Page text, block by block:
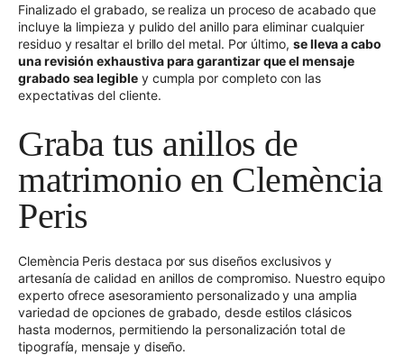
Finalizado el grabado, se realiza un proceso de acabado que
incluye la limpieza y pulido del anillo para eliminar cualquier
residuo y resaltar el brillo del metal. Por último, se lleva a cabo
una revisión exhaustiva para garantizar que el mensaje
grabado sea legible y cumpla por completo con las
expectativas del cliente.
Graba tus anillos de
matrimonio en Clemència
Peris
Clemència Peris destaca por sus diseños exclusivos y
artesanía de calidad en anillos de compromiso. Nuestro equipo
experto ofrece asesoramiento personalizado y una amplia
variedad de opciones de grabado, desde estilos clásicos
hasta modernos, permitiendo la personalización total de
tipografía, mensaje y diseño.